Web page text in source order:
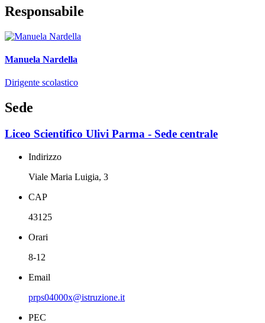
Responsabile
Manuela Nardella
Dirigente scolastico
Sede
Liceo Scientifico Ulivi Parma - Sede centrale
Indirizzo
Viale Maria Luigia, 3
CAP
43125
Orari
8-12
Email
prps04000x@istruzione.it
PEC